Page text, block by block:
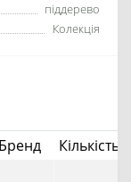
піддерево
Колекція
Бренд Кількість